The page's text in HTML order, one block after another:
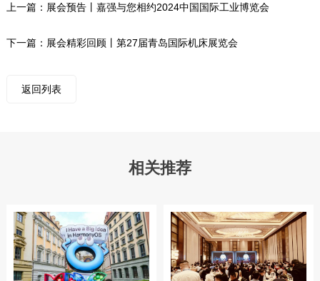
上一篇： 展会预告丨嘉强与您相约2024中国国际工业博览会
下一篇： 展会精彩回顾丨第27届青岛国际机床展览会
返回列表
相关推荐